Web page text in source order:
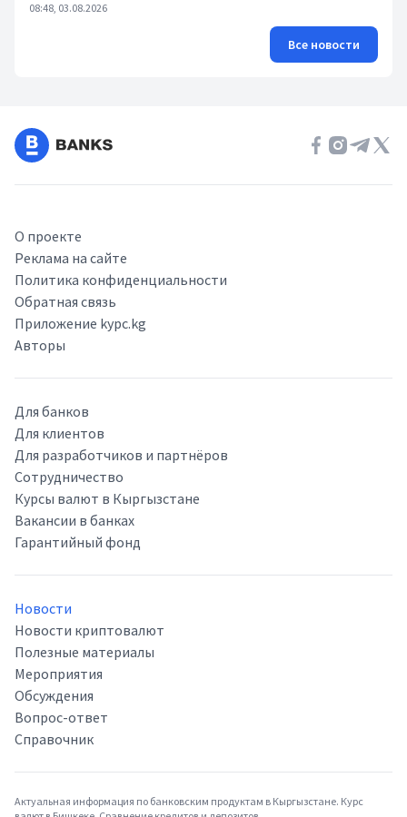
08:48, 03.08.2026
Все новости
О проекте
Реклама на сайте
Политика конфиденциальности
Обратная связь
Приложение kypc.kg
Авторы
Для банков
Для клиентов
Для разработчиков и партнёров
Сотрудничество
Курсы валют в Кыргызстане
Вакансии в банках
Гарантийный фонд
Новости
Новости криптовалют
Полезные материалы
Мероприятия
Обсуждения
Вопрос-ответ
Справочник
Актуальная информация по банковским продуктам в Кыргызстане. Курс